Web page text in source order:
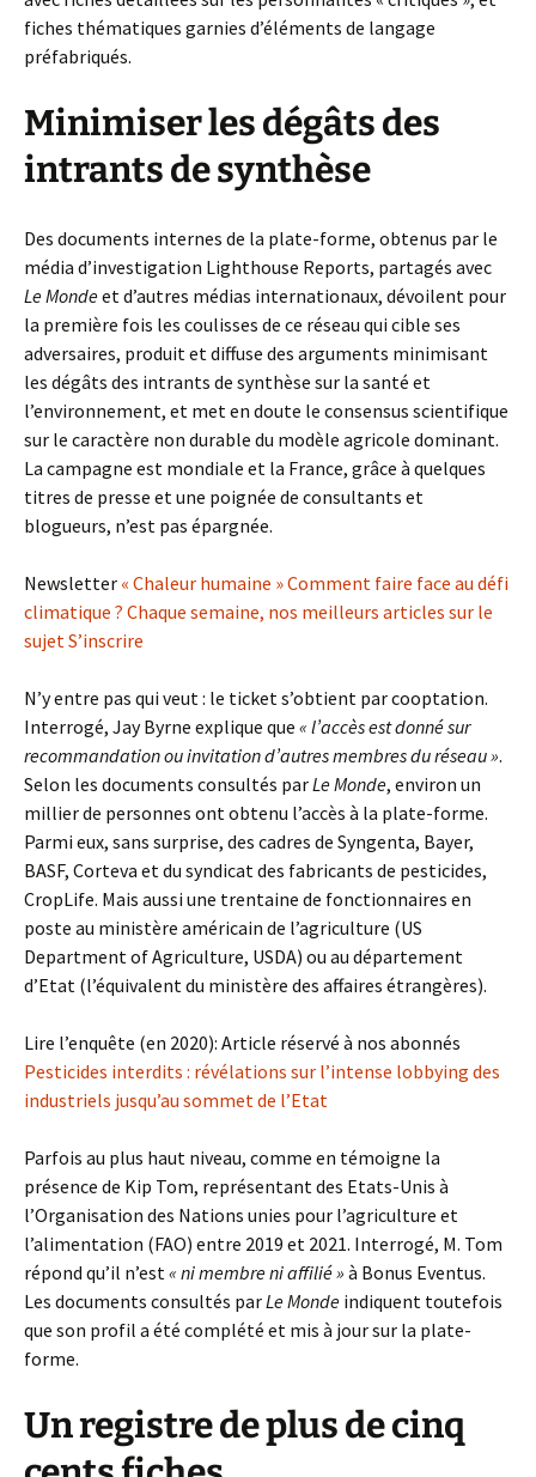
fiches thématiques garnies d’éléments de langage
préfabriqués.
Minimiser les dégâts des
intrants de synthèse
Des documents internes de la plate-forme, obtenus par le
média d’investigation Lighthouse Reports, partagés avec
Le Mondeet d’autres médias internationaux, dévoilent pour
la première fois les coulisses de ce réseau qui cible ses
adversaires, produit et diffuse des arguments minimisant
les dégâts des intrants de synthèse sur la santé et
l’environnement, et met en doute le consensus scientifique
sur le caractère non durable du modèle agricole dominant.
La campagne est mondiale et la France, grâce à quelques
titres de presse et une poignée de consultants et
blogueurs, n’est pas épargnée.
Newsletter « Chaleur humaine » Comment faire face au défi
climatique ? Chaque semaine, nos meilleurs articles sur le
sujet S’inscrire
N’y entre pas qui veut : le ticket s’obtient par cooptation.
Interrogé, Jay Byrne explique que « l’accès est donné sur
recommandation ou invitation d’autres membres du réseau ».
Selon les documents consultés parLe Monde, environ un
millier de personnes ont obtenu l’accès à la plate-forme.
Parmi eux, sans surprise, des cadres de Syngenta, Bayer,
BASF, Corteva et du syndicat des fabricants de pesticides,
CropLife. Mais aussi une trentaine de fonctionnaires en
poste au ministère américain de l’agriculture (US
Department of Agriculture, USDA) ou au département
d’Etat (l’équivalent du ministère des affaires étrangères).
Lire l’enquête (en 2020): Article réservé à nos abonnés
Pesticides interdits : révélations sur l’intense lobbying des
industriels jusqu’au sommet de l’Etat
Parfois au plus haut niveau, comme en témoigne la
présence de Kip Tom, représentant des Etats-Unis à
l’Organisation des Nations unies pour l’agriculture et
l’alimentation (FAO) entre 2019 et 2021. Interrogé, M. Tom
répond qu’il n’est« ni membre ni affilié » à Bonus Eventus.
Les documents consultés parLe Monde indiquent toutefois
que son profil a été complété et mis à jour sur la plate-
forme.
Un registre de plus de cinq